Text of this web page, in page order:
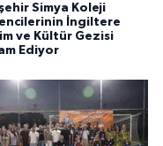
Simya Koleji
İngiltere
ve Kültür Gezisi
Ediyor